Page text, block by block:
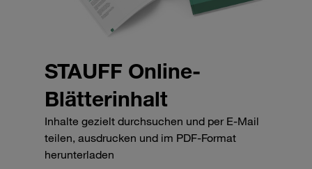
STAUFF Online-
Blätterinhalt
Inhalte gezielt durchsuchen und per E-Mail
teilen, ausdrucken und im PDF-Format
herunterladen